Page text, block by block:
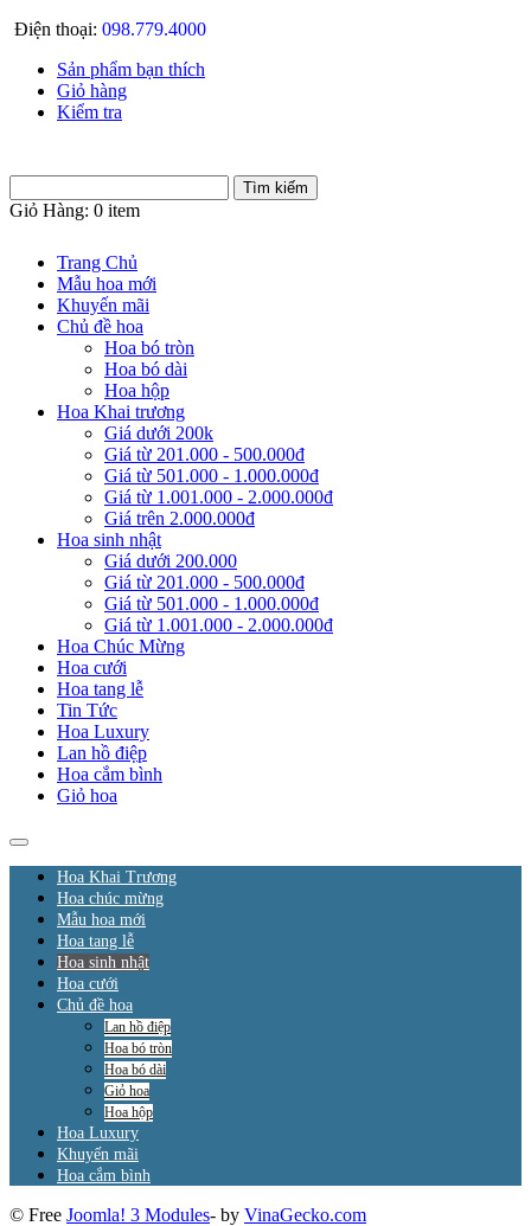
Điện thoại: 098.779.4000
Sản phẩm bạn thích
Giỏ hàng
Kiểm tra
Giỏ Hàng: 0 item
Trang Chủ
Mẫu hoa mới
Khuyến mãi
Chủ đề hoa
Hoa bó tròn
Hoa bó dài
Hoa hộp
Hoa Khai trương
Giá dưới 200k
Giá từ 201.000 - 500.000đ
Giá từ 501.000 - 1.000.000đ
Giá từ 1.001.000 - 2.000.000đ
Giá trên 2.000.000đ
Hoa sinh nhật
Giá dưới 200.000
Giá từ 201.000 - 500.000đ
Giá từ 501.000 - 1.000.000đ
Giá từ 1.001.000 - 2.000.000đ
Hoa Chúc Mừng
Hoa cưới
Hoa tang lễ
Tin Tức
Hoa Luxury
Lan hồ điệp
Hoa cắm bình
Giỏ hoa
Hoa Khai Trương
Hoa chúc mừng
Mẫu hoa mới
Hoa tang lễ
Hoa sinh nhật
Hoa cưới
Chủ đề hoa
Lan hồ điệp
Hoa bó tròn
Hoa bó dài
Giỏ hoa
Hoa hộp
Hoa Luxury
Khuyến mãi
Hoa cắm bình
© Free Joomla! 3 Modules- by VinaGecko.com